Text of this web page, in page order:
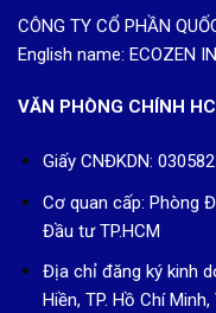
CÔNG TY CỔ PHẦN
English name: ECOZEN
VĂN PHÒNG CHÍNH
Giấy CNĐKDN:
Cơ quan cấp: Phòng
Đầu tư TP.HCM
Địa chỉ đăng ký kinh
Hiền, TP. Hồ Chí